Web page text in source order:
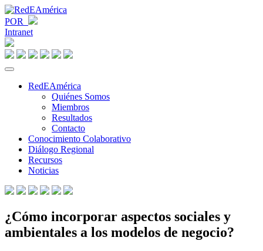
POR
Intranet
RedEAmérica
Quiénes Somos
Miembros
Resultados
Contacto
Conocimiento Colaborativo
Diálogo Regional
Recursos
Noticias
¿Cómo incorporar aspectos sociales y
ambientales a los modelos de negocio?